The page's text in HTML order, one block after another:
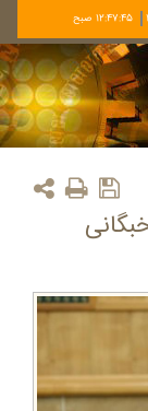
12:47:45 صبح